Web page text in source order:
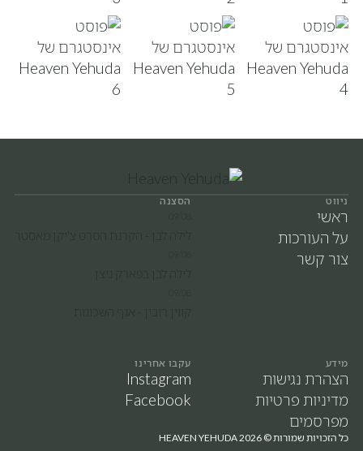
ניווט
ראשי
על העורכות
צור קשר
הסצנה
מידע
הצהרת נגישות
מדיניות פרטיות
מפרסמים
עקבו אחרינו
Instagram
Facebook
כל הזכויות שמורות © 2026